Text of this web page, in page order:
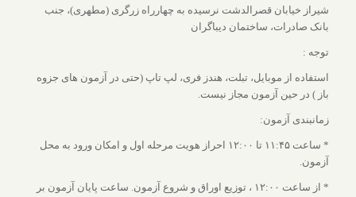
شیراز خیابان قصرالدشت نرسیده به چهارراه زرگری (مطهری)، جنب
بانک صادرات، ساختمان دیباگران
توجه :
استفاده از موبایل، تبلت، هندز فری، لپ تاپ (حتی در آزمون های جزوه
باز ) در حین آزمون مجاز نیست.
زمانبندی آزمون:
* ساعت ۱۱:۴۵ تا ۱۲:۰۰ احراز هویت مرحله اول و امکان ورود به محل
آزمون.
* از ساعت ۱۲:۰۰ ، توزیع اوراق و شروع آزمون. ساعت پایان آزمون بر